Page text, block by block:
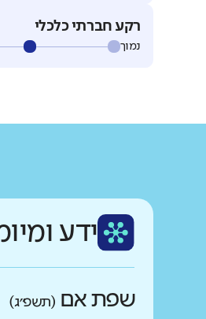
רקע חברתי כלכלי
נמוך
ידע
שפת אם (תשפ״ג)